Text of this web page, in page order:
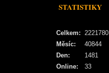
STATISTIKY
Online: 33
Celkem: 2221780
Měsíc:
40844
Den:
1481